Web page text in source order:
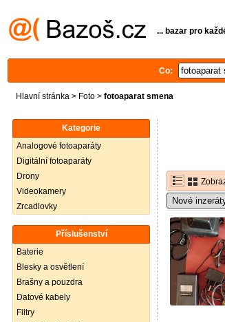
... bazar pro
Co:
Hlavní stránka > Foto > fotoaparat smena
Kategorie
Analogové fotoaparáty
Digitální fotoaparáty
Drony
Videokamery
Zrcadlovky
Příslušenství
Baterie
Blesky a osvětlení
Brašny a pouzdra
Datové kabely
Filtry
Nové